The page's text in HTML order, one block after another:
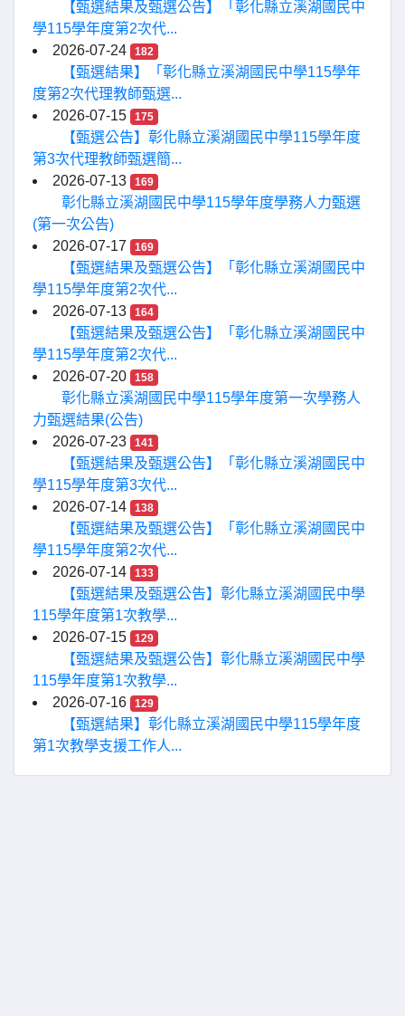
【甄選結果及甄選公告】「彰化縣立溪湖國民中
學115學年度第2次代...
2026-07-24
182
【甄選結果】「彰化縣立溪湖國民中學115學年
度第2次代理教師甄選...
2026-07-15
175
【甄選公告】彰化縣立溪湖國民中學115學年度
第3次代理教師甄選簡...
2026-07-13
169
彰化縣立溪湖國民中學115學年度學務人力甄選
(第一次公告)
2026-07-17
169
【甄選結果及甄選公告】「彰化縣立溪湖國民中
學115學年度第2次代...
2026-07-13
164
【甄選結果及甄選公告】「彰化縣立溪湖國民中
學115學年度第2次代...
2026-07-20
158
彰化縣立溪湖國民中學115學年度第一次學務人
力甄選結果(公告)
2026-07-23
141
【甄選結果及甄選公告】「彰化縣立溪湖國民中
學115學年度第3次代...
2026-07-14
138
【甄選結果及甄選公告】「彰化縣立溪湖國民中
學115學年度第2次代...
2026-07-14
133
【甄選結果及甄選公告】彰化縣立溪湖國民中學
115學年度第1次教學...
2026-07-15
129
【甄選結果及甄選公告】彰化縣立溪湖國民中學
115學年度第1次教學...
2026-07-16
129
【甄選結果】彰化縣立溪湖國民中學115學年度
第1次教學支援工作人...